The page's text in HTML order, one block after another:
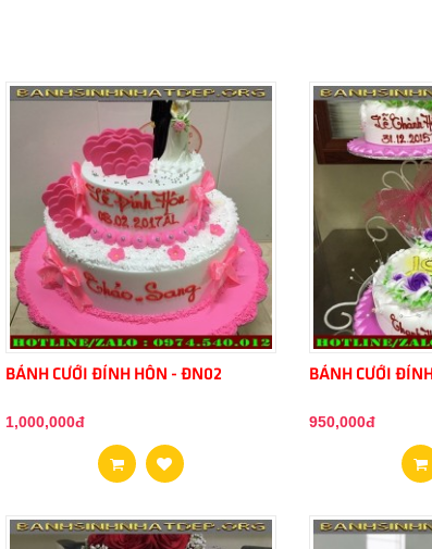
BÁNH CƯỚI ĐÍNH HÔN - ĐN02
1,000,000đ
BÁNH CƯỚI
950,000đ